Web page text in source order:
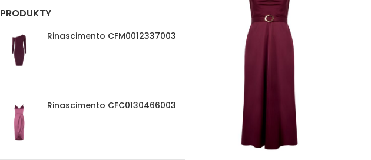
PRODUKTY
Rinascimento CFM0012337003
Rinascimento CFC0130466003